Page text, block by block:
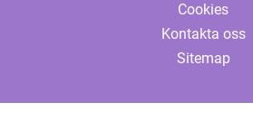
Cookies
Kontakta oss
Sitemap